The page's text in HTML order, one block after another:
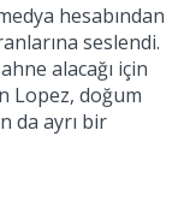
hesabından
seslendi.
alacağı için
Lopez, doğum
da ayrı bir